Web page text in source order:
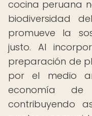
cocina peruana
biodiversidad
promueve la
justo. Al
preparación de
por el medio
economía de
contribuyendo